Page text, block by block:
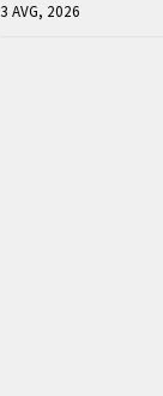
3 AVG, 2026